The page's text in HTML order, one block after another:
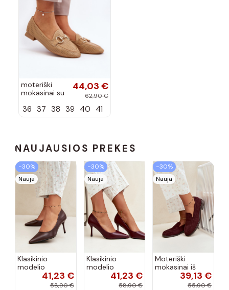
moteriški
mokasinai su
kulniukais su
44,03 €
62,90 €
36 37 38 39 40 41
NAUJAUSIOS PREKĖS
−30%
Nauja
Klasikinio
modelio
aukštakulniai
41,23 €
58,90 €
−30%
Nauja
Klasikinio
modelio
aukštakulniai
41,23 €
58,90 €
−30%
Nauja
Moteriški
mokasinai iš
dirbtinės
zomšos, bordo
39,13 €
55,90 €